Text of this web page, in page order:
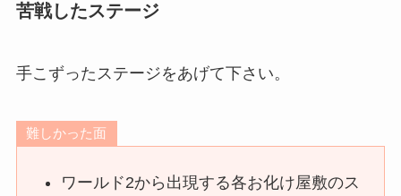
苦戦したステージ
手こずったステージをあげて下さい。
難しかった面
ワールド2から出現する各お化け屋敷のス